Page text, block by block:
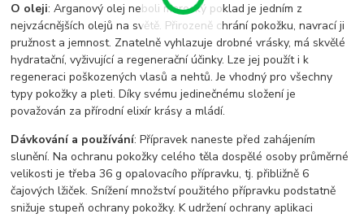
O oleji: Arganový olej neboli marocký poklad je jedním z
nejvzácnějších olejů na světě. Přirozeně chrání pokožku, navrací ji
pružnost a jemnost. Znatelně vyhlazuje drobné vrásky, má skvělé
hydratační, vyživující a regenerační účinky. Lze jej použít i k
regeneraci poškozených vlasů a nehtů. Je vhodný pro všechny
typy pokožky a pleti. Díky svému jedinečnému složení je
považován za přírodní elixír krásy a mládí.
Dávkování a používání: Přípravek naneste před zahájením
slunění. Na ochranu pokožky celého těla dospělé osoby průměrné
velikosti je třeba 36 g opalovacího přípravku, tj. přibližně 6
čajových lžiček. Snížení množství použitého přípravku podstatně
snižuje stupeň ochrany pokožky. K udržení ochrany aplikaci